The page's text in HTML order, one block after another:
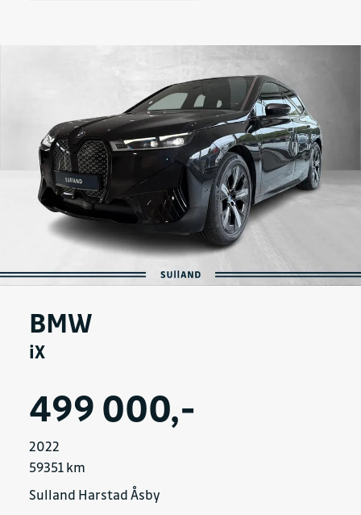
BMW
iX
499 000,-
2022
59351 km
Sulland Harstad Åsby